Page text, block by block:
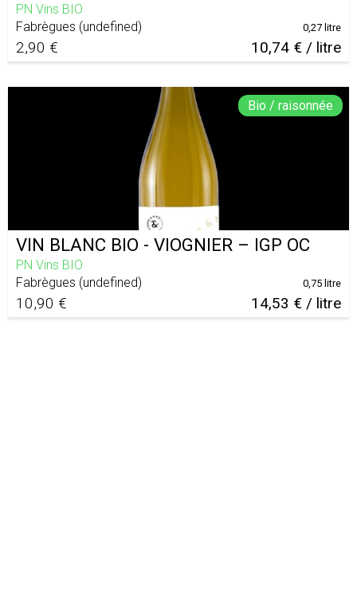
PN Vins BIO
Fabrègues (undefined)
2,90 € 10,74 € / litre
0,27 litre
Bio / raisonnée
VIN BLANC BIO - VIOGNIER – IGP OC
PN Vins BIO
Fabrègues (undefined)
10,90 € 14,53 € / litre
0,75 litre